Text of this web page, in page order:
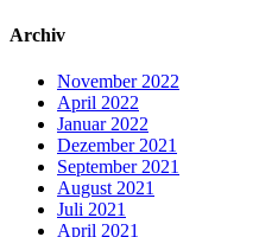
Archiv
November 2022
April 2022
Januar 2022
Dezember 2021
September 2021
August 2021
Juli 2021
April 2021